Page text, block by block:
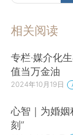
相关阅读
专栏·媒介化
值当万金油
2024年10月19日
心智｜为婚姻
刻”